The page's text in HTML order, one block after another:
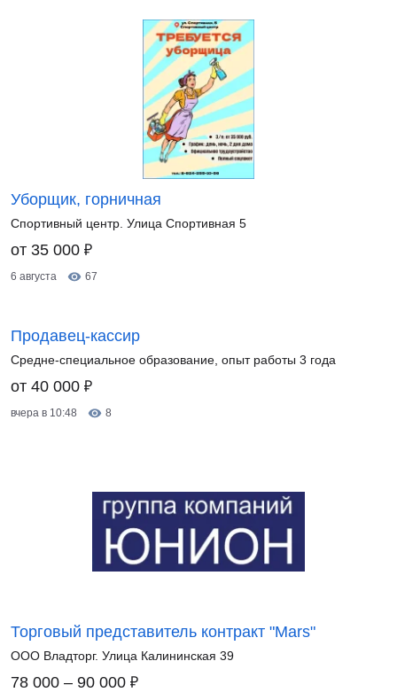
Уборщик, горничная
Спортивный центр. Улица Спортивная 5
от 35 000 ₽
6 августа 67
Продавец-кассир
Средне-специальное образование, опыт работы 3 года
от 40 000 ₽
вчера в 10:48 8
Торговый представитель контракт "Mars"
ООО Владторг. Улица Калининская 39
78 000 – 90 000 ₽